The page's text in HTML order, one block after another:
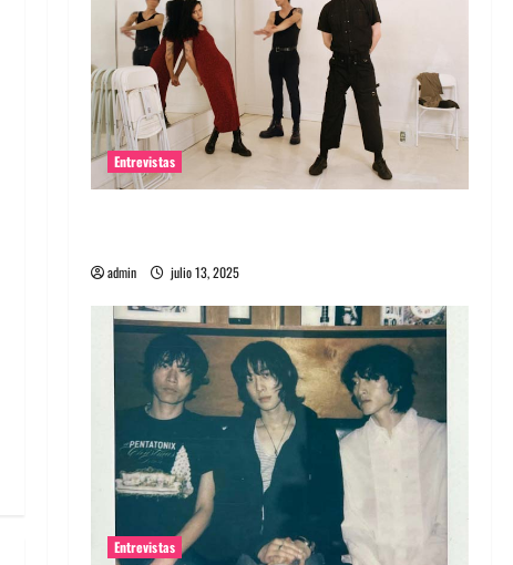
Entrevistas
admin julio 13, 2025
Entrevistas